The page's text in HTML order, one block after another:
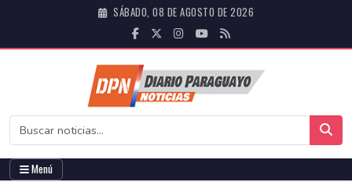
SÁBADO, 08 DE AGOSTO DE 2026
Menú